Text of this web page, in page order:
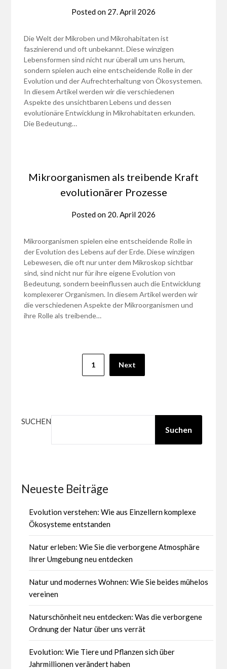
Posted on 27. April 2026
Die Welt der Mikroben und Mikrohabitaten ist
faszinierend und oft unbekannt. Diese winzigen
Lebensformen sind nicht nur überall um uns herum,
sondern spielen auch eine entscheidende Rolle in der
Evolution und der Aufrechterhaltung von Ökosystemen.
In diesem Artikel werden wir die verschiedenen
Aspekte des unsichtbaren Lebens und dessen
evolutionäre Entwicklung in Mikrohabitaten erkunden.
Die Bedeutung…
Mikroorganismen als treibende Kraft
evolutionärer Prozesse
Posted on 20. April 2026
Mikroorganismen spielen eine entscheidende Rolle in
der Evolution des Lebens auf der Erde. Diese winzigen
Lebewesen, die oft nur unter dem Mikroskop sichtbar
sind, sind nicht nur für ihre eigene Evolution von
Bedeutung, sondern beeinflussen auch die Entwicklung
komplexerer Organismen. In diesem Artikel werden wir
die verschiedenen Aspekte der Mikroorganismen und
ihre Rolle als treibende…
Seitennummerierung
1 Next
SUCHEN
Suchen
Neueste Beiträge
Evolution verstehen: Wie aus Einzellern komplexe
Ökosysteme entstanden
Natur erleben: Wie Sie die verborgene Atmosphäre
Ihrer Umgebung neu entdecken
Natur und modernes Wohnen: Wie Sie beides mühelos
vereinen
Naturschönheit neu entdecken: Was die verborgene
Ordnung der Natur über uns verrät
Evolution: Wie Tiere und Pflanzen sich über
Jahrmillionen verändert haben